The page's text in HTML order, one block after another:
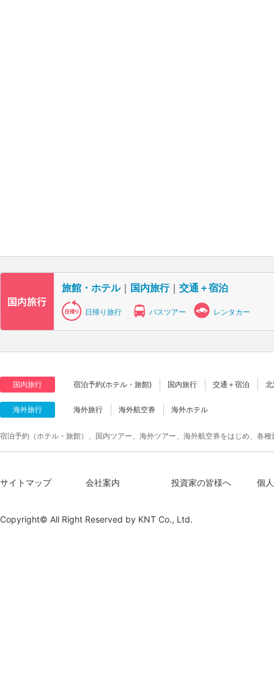
旅館・ホテル｜ 国内旅行｜ 交通＋宿泊
日帰り旅行 バスツアー レンタカー
国内旅行 宿泊予約(ホテル・旅館) 国内旅行 交通＋宿泊
海外旅行 海外旅行 海外航空券 海外ホテル
宿泊予約（ホテル・旅館）、国内ツアー、海外ツアー、海外航空券をはじめ、各
サイトマップ 会社案内 投資家の皆様へ 個
Copyright© All Right Reserved by KNT Co., Ltd.